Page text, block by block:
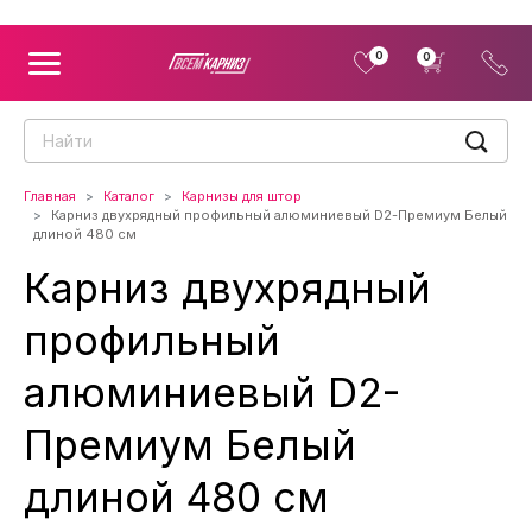
0 0
Главная Каталог
Карнизы для штор
Карниз двухрядный профильный алюминиевый D2-Премиум Белый
длиной 480 см
Карниз двухрядный
профильный
алюминиевый D2-
Премиум Белый
длиной 480 см